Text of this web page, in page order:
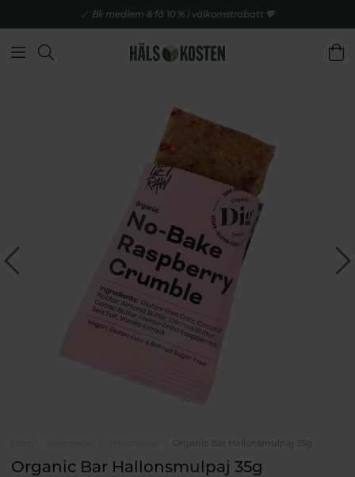
Bli medlem & få 10 % i välkomstrabatt 💚
Organic Bar Hallonsmulpaj 35g
Organic Bar Hallonsmulpaj 35g